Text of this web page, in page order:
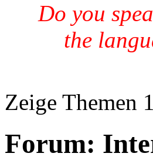
Do you
the
Zeige Themen
Forum: